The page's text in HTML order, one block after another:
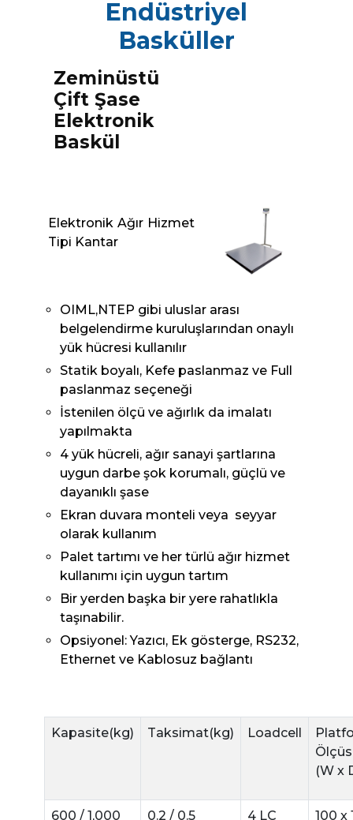
Endüstriyel
Basküller
Zeminüstü
Çift Şase
Elektronik
Baskül
Elektronik Ağır Hizmet
Tipi Kantar
OIML,NTEP gibi uluslar arası
belgelendirme kuruluşlarından onaylı
yük hücresi kullanılır
Statik boyalı, Kefe paslanmaz ve Full
paslanmaz seçeneği
İstenilen ölçü ve ağırlık da imalatı
yapılmakta
4 yük hücreli, ağır sanayi şartlarına
uygun darbe şok korumalı, güçlü ve
dayanıklı şase
Ekran duvara monteli veya seyyar
olarak kullanım
Palet tartımı ve her türlü ağır hizmet
kullanımı için uygun tartım
Bir yerden başka bir yere rahatlıkla
taşınabilir.
Opsiyonel: Yazıcı, Ek gösterge, RS232,
Ethernet ve Kablosuz bağlantı
Kapasite(kg) Taksimat(kg) Loadcell
(W x
600 / 1,000 0.2 / 0.5 4 LC 100 x